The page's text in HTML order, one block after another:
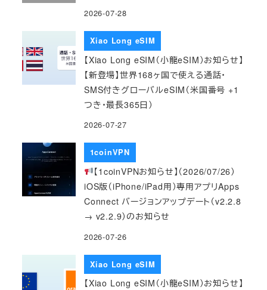
2026-07-28
Xiao Long eSIM
【Xiao Long eSIM（小龍eSIM）お知らせ】
【新登場】世界168ヶ国で使える通話・
SMS付きグローバルeSIM（米国番号 +1
つき・最長365日）
2026-07-27
1coinVPN
【1coinVPNお知らせ】（2026/07/26）
iOS版（iPhone/iPad用）専用アプリApps
Connect バージョンアップデート（v2.2.8
→ v2.2.9）のお知らせ
2026-07-26
Xiao Long eSIM
【Xiao Long eSIM（小龍eSIM）お知らせ】